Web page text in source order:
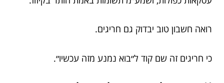
רואה חשבון טוב יבדוק גם חריגים.
כי חריגים זה שם קוד ל״בוא נמנע מזה עכשיו״.